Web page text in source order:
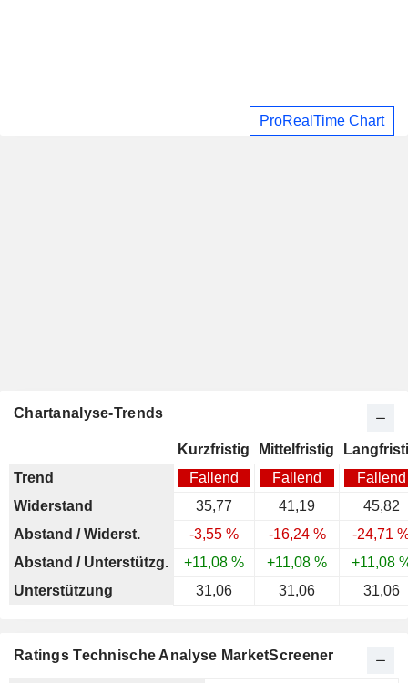
ProRealTime Chart
Chartanalyse-Trends
Kurzfristig Mittelfristig
Trend
Fallend Fallend
Fallend
Widerstand
35,77 41,19
45,82
Abstand / Widerst.
-3,55 % -16,24 %
-24,71
Abstand / Unterstützg.
+11,08 % +11,08 %
+11,08
Unterstützung
31,06 31,06 31,06
Ratings Technische Analyse MarketScreener